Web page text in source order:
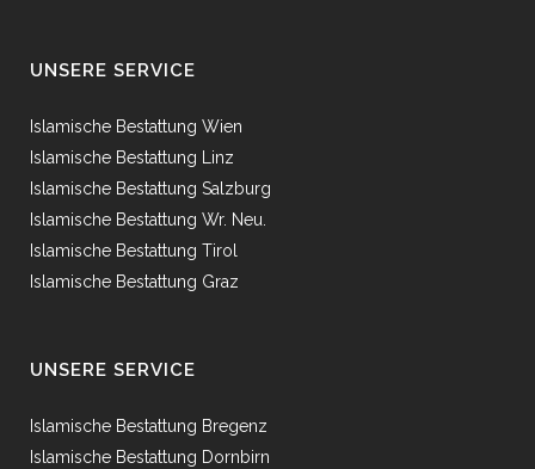
UNSERE SERVICE
Islamische Bestattung Wien
Islamische Bestattung Linz
Islamische Bestattung Salzburg
Islamische Bestattung Wr. Neu.
Islamische Bestattung Tirol
Islamische Bestattung Graz
UNSERE SERVICE
Islamische Bestattung Bregenz
Islamische Bestattung Dornbirn